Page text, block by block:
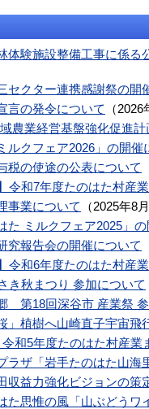
体験施設整備工事に係る
セクター連携感謝祭の開
言の発令について
（2026
農業経営基盤強化促進計
ルクフェア2026」の開催
税の使途の公表について
令和7年度たのはた村産
事業について
（2025年8
た ミルクフェア2025」
究報告会の開催について
令和6年度たのはた村産
き秋まつり 参加について
第18回深谷市 産業祭
」植樹へ山崎直子宇宙
令和5年度たのはた村産
ラザ「岩手たのはた山海
収益力強化ビジョンの策
た思惟の風「山ぶどうワ